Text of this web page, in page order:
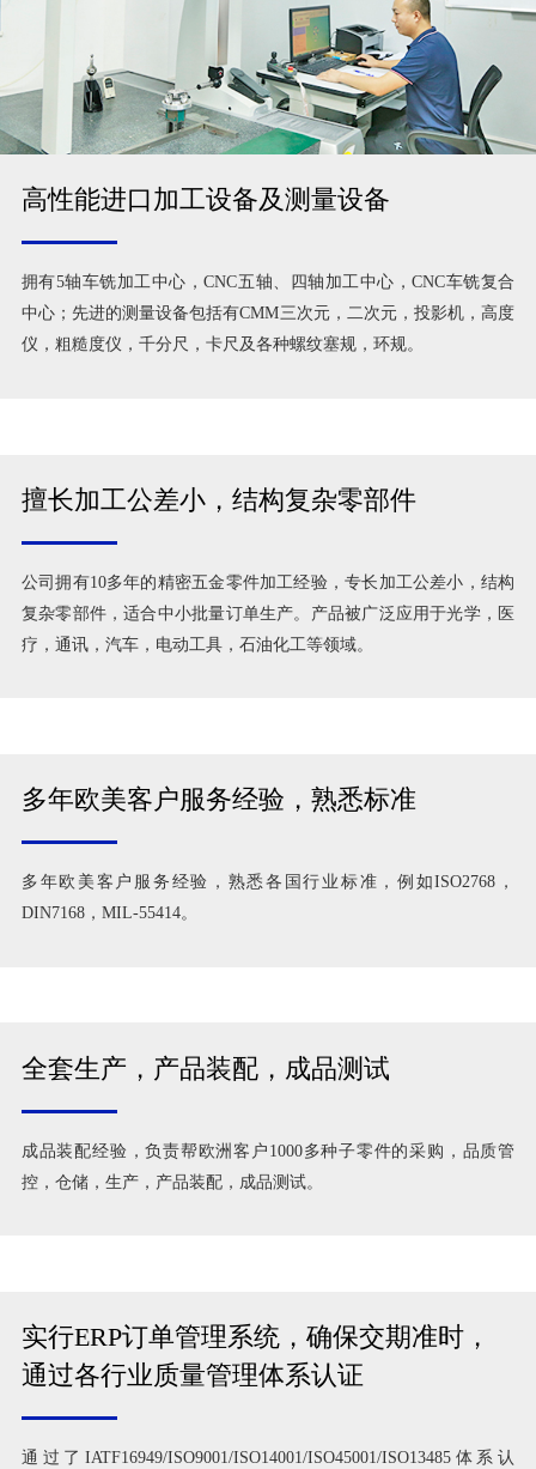
高性能进口加工设备及测量设备
拥有5轴车铣加工中心，CNC五轴、四轴加工中心，CNC车铣复合
中心；先进的测量设备包括有CMM三次元，二次元，投影机，高度
仪，粗糙度仪，千分尺，卡尺及各种螺纹塞规，环规。
擅长加工公差小，结构复杂零部件
公司拥有10多年的精密五金零件加工经验，专长加工公差小，结构
复杂零部件，适合中小批量订单生产。产品被广泛应用于光学，医
疗，通讯，汽车，电动工具，石油化工等领域。
多年欧美客户服务经验，熟悉标准
多年欧美客户服务经验，熟悉各国行业标准，例如ISO2768，
DIN7168，MIL-55414。
全套生产，产品装配，成品测试
成品装配经验，负责帮欧洲客户1000多种子零件的采购，品质管
控，仓储，生产，产品装配，成品测试。
实行ERP订单管理系统，确保交期准时，
通过各行业质量管理体系认证
通过了IATF16949/ISO9001/ISO14001/ISO45001/ISO13485体系认